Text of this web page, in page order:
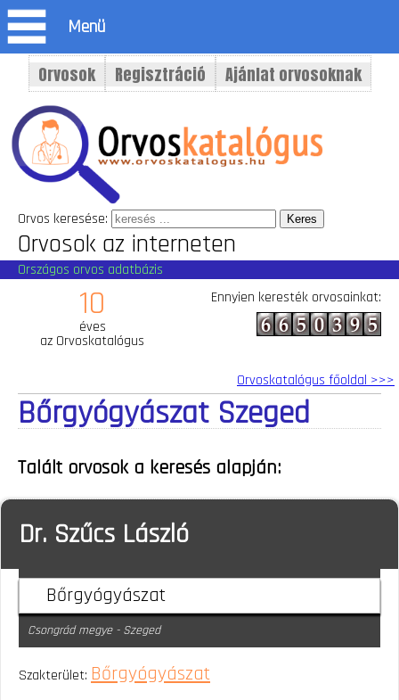
Orvos keresése:
Orvosok az interneten
Országos orvos adatbázis
10
éves
az Orvoskatalógus
Ennyien keresték orvosainkat:
Orvosok Regisztráció Ajánlat orvosoknak
Menü
Orvoskatalógus főoldal >>>
Bőrgyógyászat Szeged
Talált orvosok a keresés alapján:
Dr. Szűcs László
Bőrgyógyászat
Csongrád megye - Szeged
Szakterület: Bőrgyógyászat